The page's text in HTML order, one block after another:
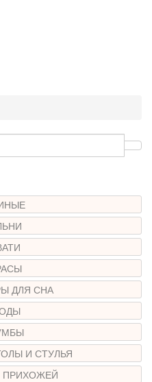
ДЛЯ СНА
И СТУЛЬЯ
ПРИХОЖЕЙ